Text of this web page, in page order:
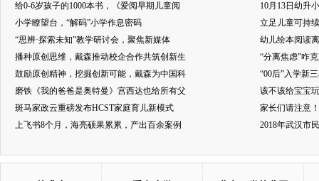
给0-6岁孩子的1000本书，《爱阅早期儿童阅
小学瞭望台，“解码”小学作息密码
“思辨·探索未知”教学研讨会，聚焦新媒体
播种原创思维，戴森推动校企合作共筑创新生
鼓励原创精神，挖掘创新可能，戴森为中国科
磨铁《我的爸爸是奥特曼》宫西达也给所有父
斑马家政云重磅发布HCST家庭育儿新模式
上飞书8个月，海亮硕果累累，产出百余案例
10月13日幼升
立足儿童可持
幼儿绘本阅读
“分离焦虑”咋
“00后”入学新
该不该给宝宝
家长们请注意
2018年武汉市